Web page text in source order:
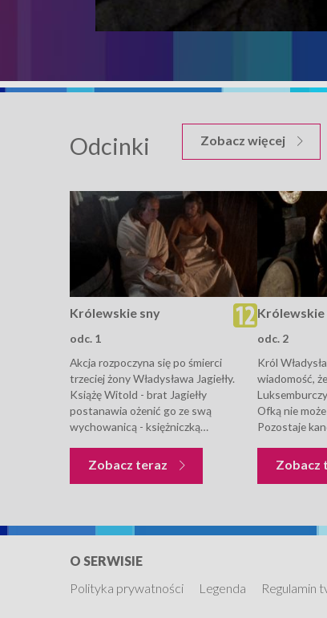
Odcinki Zobacz więcej
Królewskie sny
odc. 1
Akcja rozpoczyna się po śmierci
trzeciej żony Władysława Jagiełły.
Książę Witold - brat Jagiełły
postanawia ożenić go ze swą
wychowanicą - księżniczką
oferta. Różne stronnictwa polityczne
próbują bowiem pozyskać potężnego
Zobacz teraz Królewskie sny
Królewskie
odc. 2
Król
wiadomość,
Ofką nie
Pozostaje
Wilna, aby
narzeczoną.
Zobacz
O SERWISIE
Polityka prywatności
Legenda Regulamin